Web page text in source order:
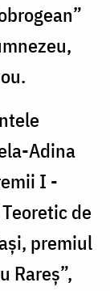
Adina
I -
de
premiul
Rareș”,